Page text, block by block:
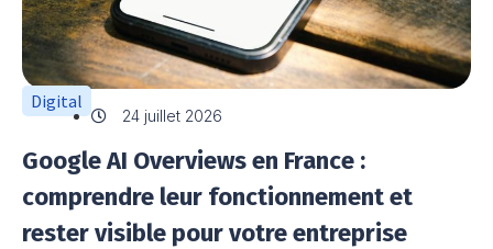
Digital
24 juillet 2026
Google AI Overviews en France :
comprendre leur fonctionnement et
rester visible pour votre entreprise